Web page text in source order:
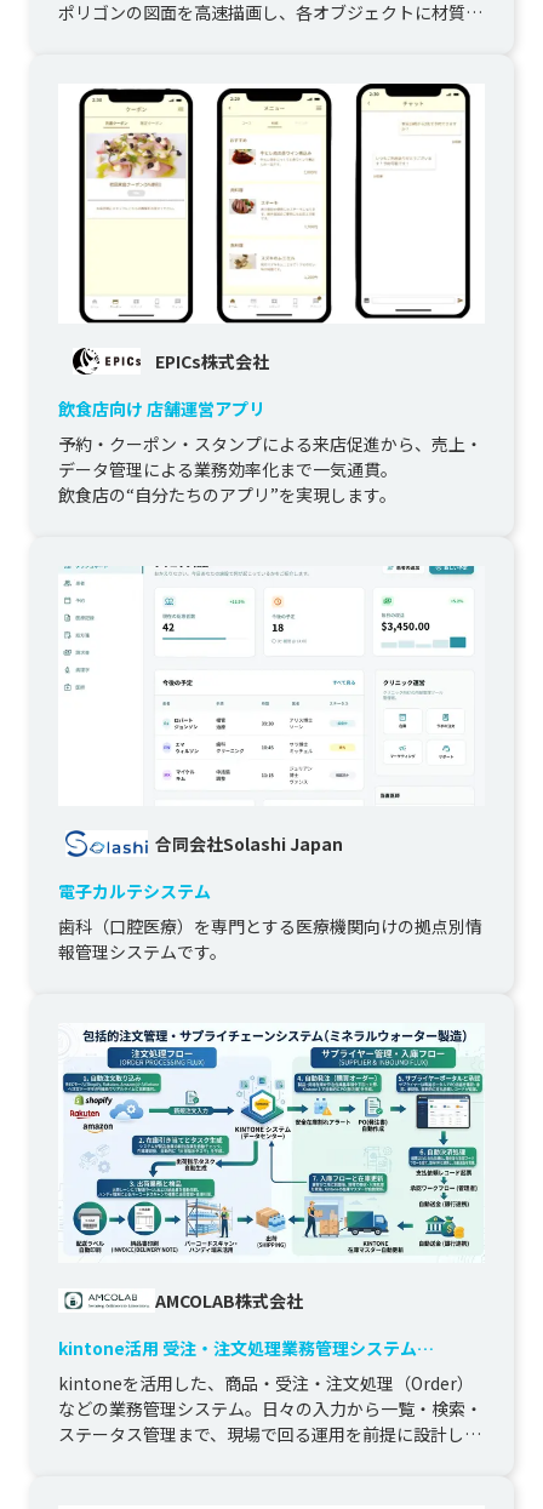
ポリゴンの図面を高速描画し、各オブジェクトに材質・
EPICs株式会社
飲食店向け 店舗運営アプリ
予約・クーポン・スタンプによる来店促進から、売上・
データ管理による業務効率化まで一気通貫。
飲食店の“自分たちのアプリ”を実現します。
合同会社Solashi Japan
電子カルテシステム
歯科（口腔医療）を専門とする医療機関向けの拠点別情
報管理システムです。
AMCOLAB株式会社
kintone活用 受注・注文処理業務管理システム
（Silica_link）
kintoneを活用した、商品・受注・注文処理（Order）
などの業務管理システム。日々の入力から一覧・検索・
ステータス管理まで、現場で回る運用を前提に設計しま